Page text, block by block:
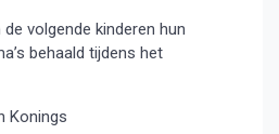
volgende kinderen hun
behaald tijdens het
Konings